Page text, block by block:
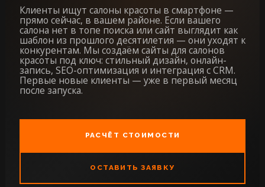
Клиенты ищут салоны красоты в смартфоне —
прямо сейчас, в вашем районе. Если вашего
салона нет в топе поиска или сайт выглядит как
шаблон из прошлого десятилетия — они уходят к
конкурентам. Мы создаём сайты для салонов
красоты под ключ: стильный дизайн, онлайн-
запись, SEO-оптимизация и интеграция с CRM.
Первые новые клиенты — уже в первый месяц
после запуска.
РАСЧЁТ СТОИМОСТИ
ОСТАВИТЬ ЗАЯВКУ